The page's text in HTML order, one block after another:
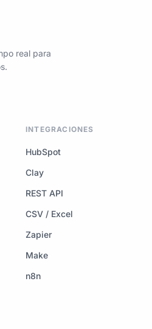
real para
INTEGRACIONES
HubSpot
Clay
REST API
CSV / Excel
Zapier
Make
n8n